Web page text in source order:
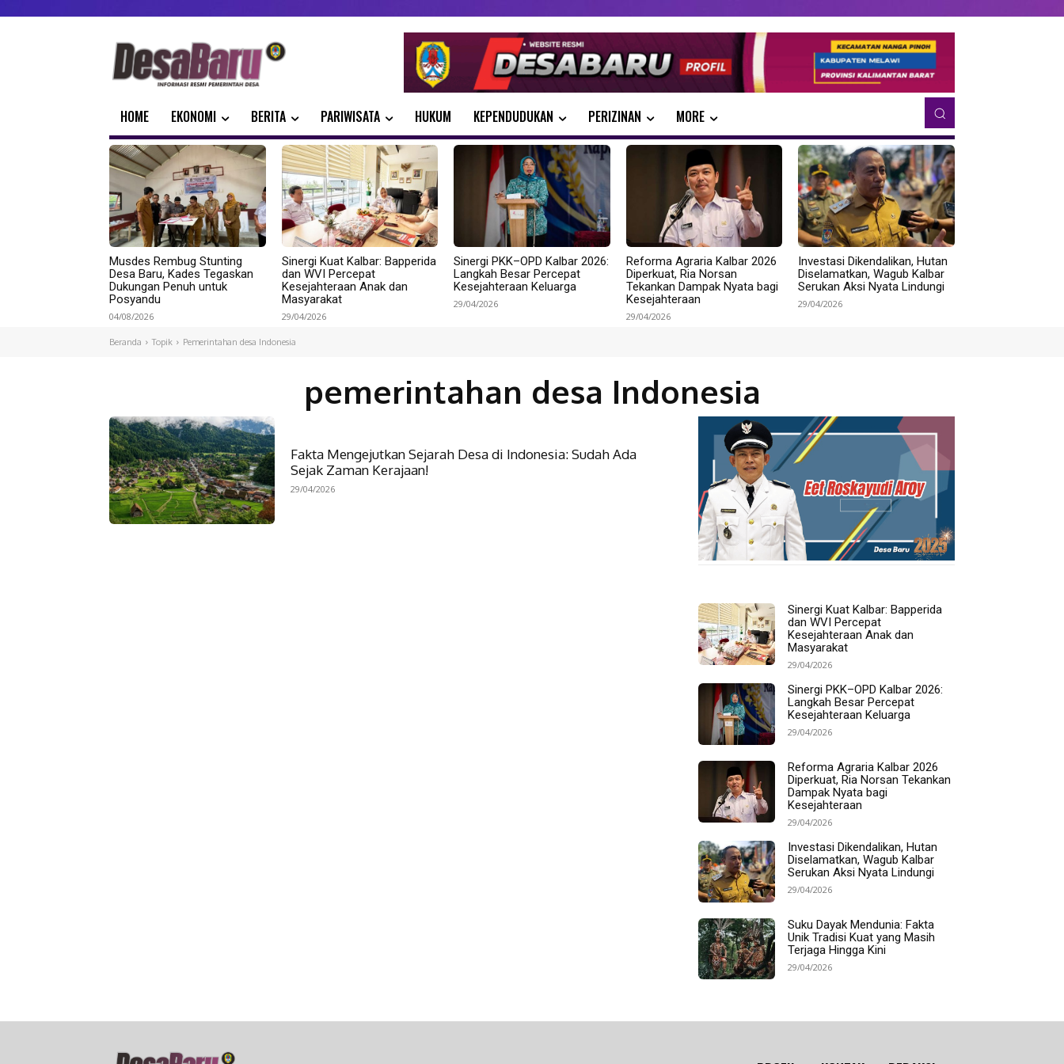
HOME EKONOMI BERITA PARIWISATA HUKUM KEPENDUDUKAN PERIZINAN MORE
Musdes Rembug Stunting
Desa Baru, Kades Tegaskan
Dukungan Penuh untuk
Posyandu
04/08/2026
Sinergi Kuat Kalbar: Bapperida
dan WVI Percepat
Kesejahteraan Anak dan
Masyarakat
29/04/2026
Sinergi PKK–OPD Kalbar 2026:
Langkah Besar Percepat
Kesejahteraan Keluarga
29/04/2026
Reforma Agraria Kalbar 2026
Diperkuat, Ria Norsan
Tekankan Dampak Nyata bagi
Kesejahteraan
29/04/2026
Investasi Dikendalikan, Hutan
Diselamatkan, Wagub Kalbar
Serukan Aksi Nyata Lindungi
29/04/2026
Beranda Topik Pemerintahan desa Indonesia
pemerintahan desa Indonesia
Fakta Mengejutkan Sejarah Desa di Indonesia: Sudah Ada
Sejak Zaman Kerajaan!
29/04/2026
Sinergi Kuat Kalbar: Bapperida
dan WVI Percepat
Kesejahteraan Anak dan
Masyarakat
29/04/2026
Sinergi PKK–OPD Kalbar 2026:
Langkah Besar Percepat
Kesejahteraan Keluarga
29/04/2026
Reforma Agraria Kalbar 2026
Diperkuat, Ria Norsan Tekankan
Dampak Nyata bagi
Kesejahteraan
29/04/2026
Investasi Dikendalikan, Hutan
Diselamatkan, Wagub Kalbar
Serukan Aksi Nyata Lindungi
29/04/2026
Suku Dayak Mendunia: Fakta
Unik Tradisi Kuat yang Masih
Terjaga Hingga Kini
29/04/2026